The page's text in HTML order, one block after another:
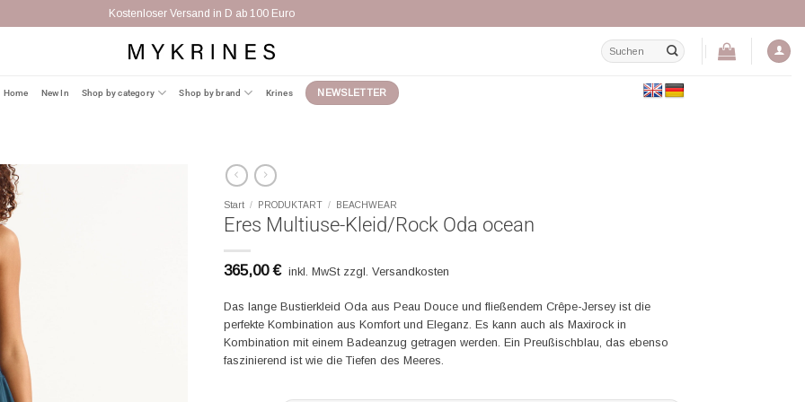
Kostenloser Versand in D ab 100 Euro
Suchen
nach:
Home New In Shop by category Shop by brand Krines NEWSLETTER
Start / PRODUKTART / BEACHWEAR
Eres Multiuse-Kleid/Rock Oda ocean
365,00€ inkl. MwSt zzgl. Versandkosten
Das lange Bustierkleid Oda aus Peau Douce und fließendem Crêpe-Jersey ist die
perfekte Kombination aus Komfort und Eleganz. Es kann auch als Maxirock in
Kombination mit einem Badeanzug getragen werden. Ein Preußischblau, das ebenso
faszinierend ist wie die Tiefen des Meeres.